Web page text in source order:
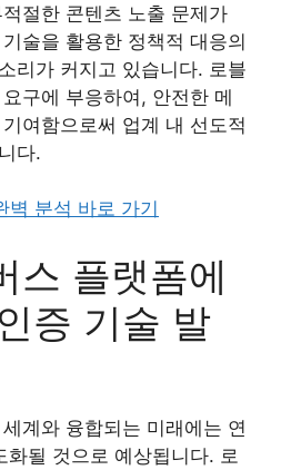
절한 콘텐츠 노출 문제가
술을 활용한 정책적 대응의
리가 커지고 있습니다. 로블
구에 부응하여, 안전한 메
여함으로써 업계 내 선도적
다.
벽 분석 바로 가기
스 플랫폼에
증 기술 발
계와 융합되는 미래에는 연
화될 것으로 예상됩니다. 로